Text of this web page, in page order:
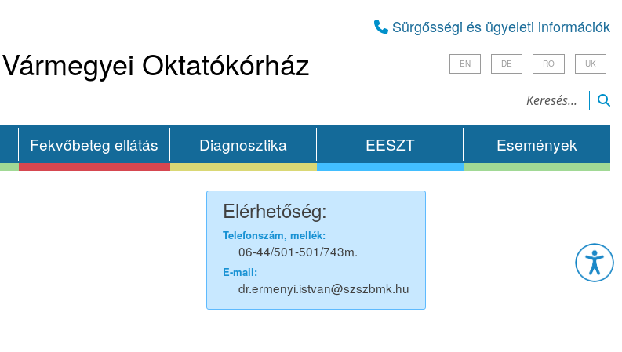
Oktatókórház
Sürgősségi és ügyeleti információk
EN DE RO UK
Fekvőbeteg ellátás Diagnosztika EESZT Események
Elérhetőség:
Telefonszám, mellék:
06-44/501-501/743m.
E-mail:
dr.ermenyi.istvan@szszbmk.hu